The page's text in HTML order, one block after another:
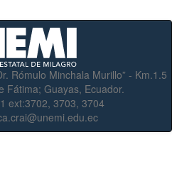
Rómulo Minchala Murillo” - Km.1.5
Fátima; Guayas, Ecuador.
ext:3702, 3703, 3704